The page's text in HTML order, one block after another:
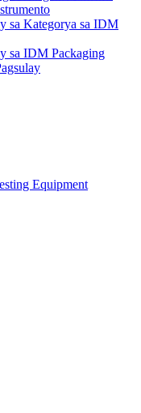
sa Kategorya sa IDM
sa IDM Packaging
Equipment